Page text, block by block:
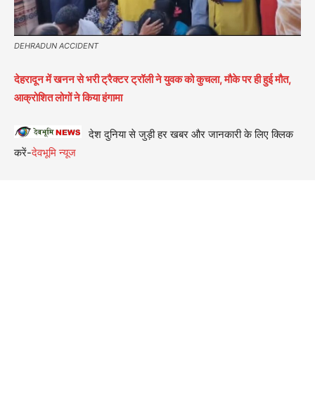
DEHRADUN ACCIDENT
देहरादून में खनन से भरी ट्रैक्टर ट्रॉली ने युवक को कुचला, मौके पर ही हुई मौत,
आक्रोशित लोगों ने किया हंगामा
देश दुनिया से जुड़ी हर खबर और जानकारी के लिए क्लिक
करें-देवभूमि न्यूज